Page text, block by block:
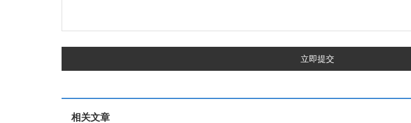
立即提交
相关文章